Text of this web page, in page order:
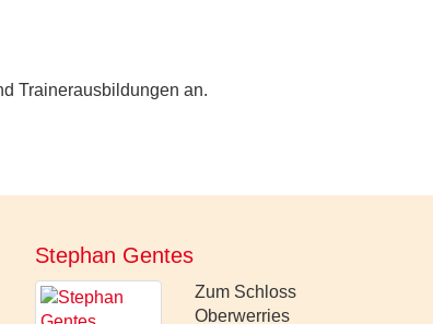
Trainerausbildungen an.
Stephan Gentes
Zum Schloss
Oberwerries